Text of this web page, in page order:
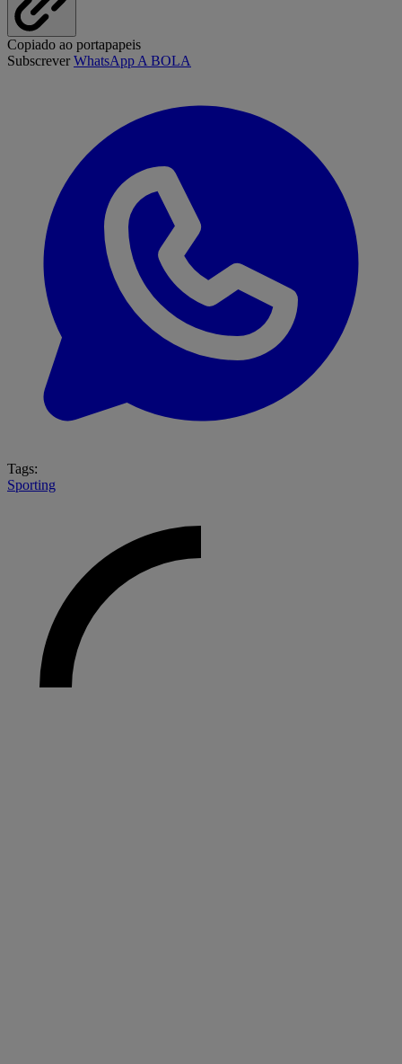
Copiado ao portapapeis
SubscreverWhatsApp A BOLA
Tags:
Sporting